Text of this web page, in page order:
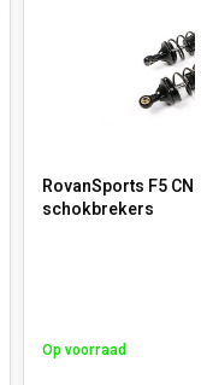
RovanSports F5
schokbrekers
Op voorraad